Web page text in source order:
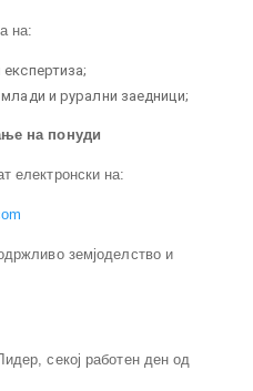
на:
и рурални заедници;
на понуди
електронски на:
земјоделство и
секој работен ден од